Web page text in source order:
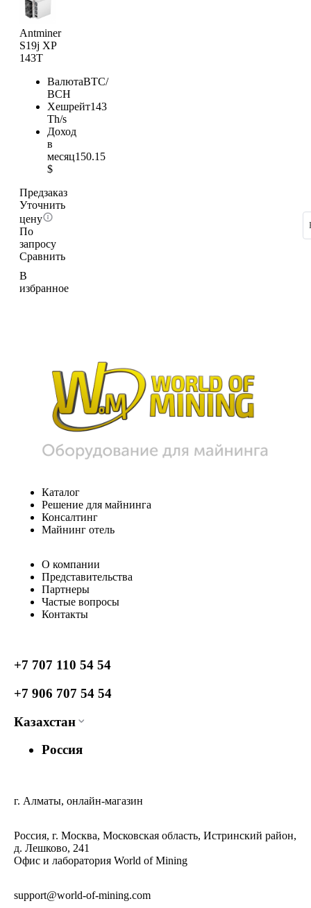
Antminer
S19j XP
143T
ВалютаBTC/
BCH
Хешрейт143
Th/s
Доход
в
месяц150.15
$
Предзаказ
Уточнить
цену
По
запросу
Сравнить
В
избранное
Каталог
Решение для майнинга
Консалтинг
Майнинг отель
О компании
Представительства
Партнеры
Частые вопросы
Контакты
+7 707 110 54 54
+7 906 707 54 54
Казахстан
Россия
г. Алматы, онлайн-магазин
Россия, г. Москва, Московская область, Истринский район,
д. Лешково, 241
Офис и лаборатория World of Mining
support@world-of-mining.com